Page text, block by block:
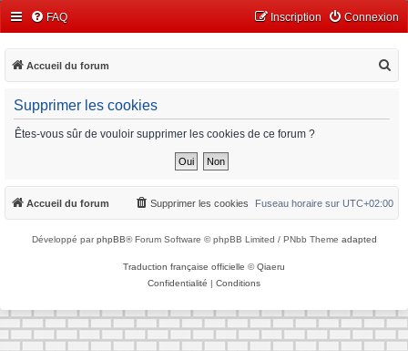
FAQ Connexion
Inscription
Accueil du forum
h
Supprimer les cookies
Êtes-vous sûr de vouloir supprimer les cookies de ce forum ?
Accueil du forum Fuseau horaire sur UTC+02:00
Supprimer les cookies
Développé parphpBB® Forum Software © phpBB Limited / PNbb Theme adapted
Traduction française officielle ©Qiaeru
Confidentialité | Conditions